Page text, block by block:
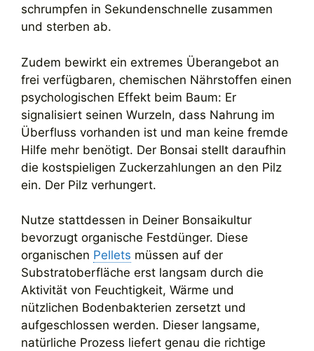
schrumpfen in Sekundenschnelle zusammen
und sterben ab.
Zudem bewirkt ein extremes Überangebot an
frei verfügbaren, chemischen Nährstoffen einen
psychologischen Effekt beim Baum: Er
signalisiert seinen Wurzeln, dass Nahrung im
Überfluss vorhanden ist und man keine fremde
Hilfe mehr benötigt. Der Bonsai stellt daraufhin
die kostspieligen Zuckerzahlungen an den Pilz
ein. Der Pilz verhungert.
Nutze stattdessen in Deiner Bonsaikultur
bevorzugt organische Festdünger. Diese
organischen Pellets müssen auf der
Substratoberfläche erst langsam durch die
Aktivität von Feuchtigkeit, Wärme und
nützlichen Bodenbakterien zersetzt und
aufgeschlossen werden. Dieser langsame,
natürliche Prozess liefert genau die richtige